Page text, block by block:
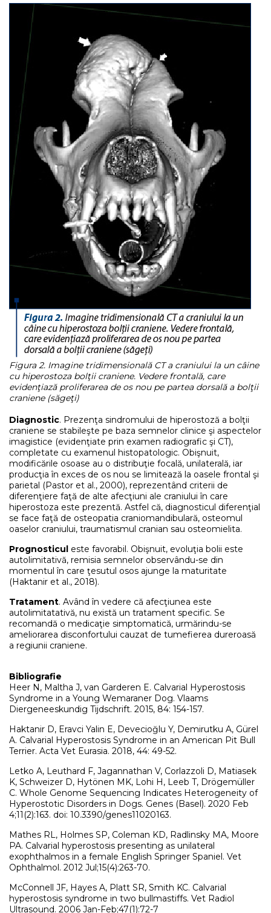
Figura 2. Imagine tridimensională CT a craniului la un câine
cu hiperostoza bolţii craniene. Vedere frontală, care
evidenţiază proliferarea de os nou pe partea dorsală a bolţii
craniene (săgeţi)
Diagnostic. Prezenţa sindromului de hiperostoză a bolţii
craniene se stabileşte pe baza semnelor clinice şi aspectelor
imagistice (evidenţiate prin examen radiografic şi CT),
completate cu examenul histopatologic. Obişnuit,
modificările osoase au o distribuţie focală, unilaterală, iar
producţia în exces de os nou se limitează la oasele frontal şi
parietal (Pastor et al., 2000), reprezentând criterii de
diferenţiere faţă de alte afecţiuni ale craniului în care
hiperostoza este prezentă. Astfel că, diagnosticul diferenţial
se face faţă de osteopatia craniomandibulară, osteomul
oaselor craniului, traumatismul cranian sau osteomielita.
Prognosticul este favorabil. Obişnuit, evoluţia bolii este
autolimitativă, remisia semnelor observându-se din
momentul în care ţesutul osos ajunge la maturitate
(Haktanir et al., 2018).
Tratament. Având în vedere că afecţiunea este
autolimitatativă, nu există un tratament specific. Se
recomandă o medicaţie simptomatică, urmărindu-se
ameliorarea disconfortului cauzat de tumefierea dureroasă
a regiunii craniene.
Bibliografie
Heer N, Maltha J, van Garderen E. Calvarial Hyperostosis
Syndrome in a Young Wemaraner Dog. Vlaams
Diergeneeskundig Tijdschrift. 2015, 84: 154-157.
Haktanir D, Eravci Yalin E, Devecioğlu Y, Demirutku A, Gürel
A. Calvarial Hyperostosis Syndrome in an American Pit Bull
Terrier. Acta Vet Eurasia. 2018, 44: 49-52.
Letko A, Leuthard F, Jagannathan V, Corlazzoli D, Matiasek
K, Schweizer D, Hytönen MK, Lohi H, Leeb T, Drögemüller
C. Whole Genome Sequencing Indicates Heterogeneity of
Hyperostotic Disorders in Dogs. Genes (Basel). 2020 Feb
4;11(2):163. doi: 10.3390/genes11020163.
Mathes RL, Holmes SP, Coleman KD, Radlinsky MA, Moore
PA. Calvarial hyperostosis presenting as unilateral
exophthalmos in a female English Springer Spaniel. Vet
Ophthalmol. 2012 Jul;15(4):263-70.
McConnell JF, Hayes A, Platt SR, Smith KC. Calvarial
hyperostosis syndrome in two bullmastiffs. Vet Radiol
Ultrasound. 2006 Jan-Feb;47(1):72-7